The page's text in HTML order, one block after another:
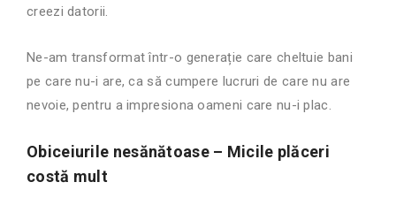
creezi datorii.
Ne-am transformat într-o generație care cheltuie bani
pe care nu-i are, ca să cumpere lucruri de care nu are
nevoie, pentru a impresiona oameni care nu-i plac.
Obiceiurile nesănătoase – Micile plăceri
costă mult